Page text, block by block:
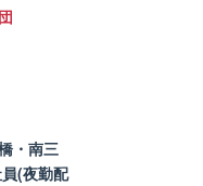
・南三
(夜勤配